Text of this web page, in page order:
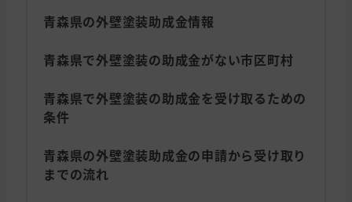
青森県の外壁塗装助成金情報
青森県で外壁塗装の助成金がない市区町村
青森県で外壁塗装の助成金を受け取るための
条件
青森県の外壁塗装助成金の申請から受け取り
までの流れ